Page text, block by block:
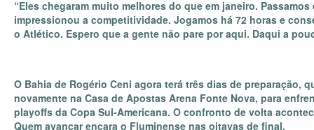
“Eles chegaram muito melhores do que em janeiro.
impressionou a competitividade. Jogamos há 72 horas e
o Atlético. Espero que a gente não pare por aqui. Daqui a
O Bahia de Rogério Ceni agora terá três dias de preparação,
novamente na Casa de Apostas Arena Fonte Nova, para
playoffs da Copa Sul-Americana. O confronto de volta
Quem avançar encara o Fluminense nas oitavas de final.